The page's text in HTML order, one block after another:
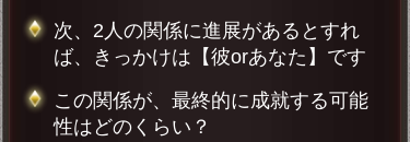
次、2人の関係に進展があるとすれ
ば、きっかけは【彼orあなた】です
この関係が、最終的に成就する可能
性はどのくらい？